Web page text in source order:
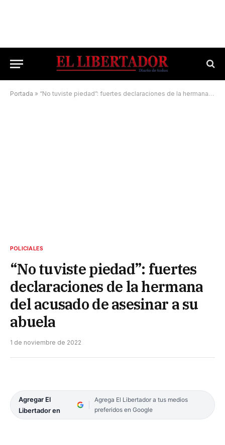
Portada » “No tuviste piedad”: fuertes declaraciones de la hermana del acusado de asesinar a su abuela
POLICIALES
“No tuviste piedad”: fuertes
declaraciones de la hermana
del acusado de asesinar a su
abuela
1 de noviembre de 2022
Agregar El
Libertador en
Agrega El Libertador a tus medios
preferidos en Google